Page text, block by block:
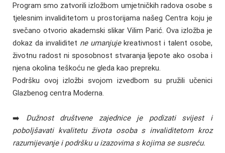
Program smo zatvorili izložbom umjetničkih radova osobe s
tjelesnim invaliditetom u prostorijama našeg Centra koju je
svečano otvorio akademski slikar Vilim Parić. Ova izložba je
dokaz da invaliditet ne umanjujekreativnost i talent osobe,
životnu radost ni sposobnost stvaranja ljepote ako osoba i
njena okolina teškoću ne gleda kao prepreku.
Podršku ovoj izložbi svojom izvedbom su pružili učenici
Glazbenog centra Moderna.
➡️ Dužnost društvene zajednice je podizati svijest i
poboljšavati kvalitetu života osoba s invaliditetom kroz
razumijevanje i podršku u izazovima s kojima se susreću.